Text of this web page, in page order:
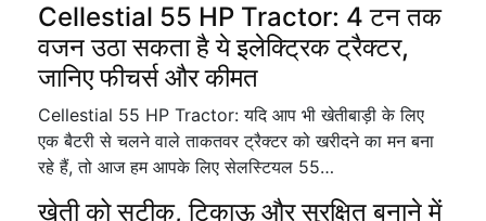
Cellestial 55 HP Tractor: 4 टन तक
वजन उठा सकता है ये इलेक्ट्रिक ट्रैक्टर,
जानिए फीचर्स और कीमत
Cellestial 55 HP Tractor: यदि आप भी खेतीबाड़ी के लिए
एक बैटरी से चलने वाले ताकतवर ट्रैक्टर को खरीदने का मन बना
रहे हैं, तो आज हम आपके लिए सेलस्टियल 55…
खेती को सटीक, टिकाऊ और सुरक्षित बनाने में